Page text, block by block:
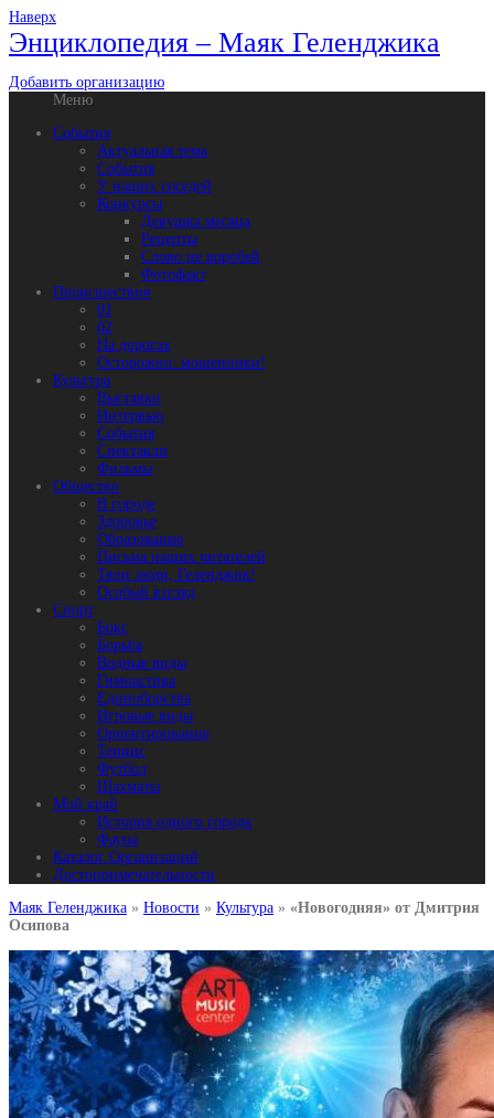
Наверх
Энциклопедия – Маяк Геленджика
Добавить организацию
Меню
События
Актуальная тема
События
У наших соседей
Конкурсы
Девушка месяца
Рецепты
Слово не воробей
Фотофакт
Происшествия
01
02
На дорогах
Осторожно: мошенники!
Культура
Выставки
Интервью
События
Спектакли
Фильмы
Общество
В городе
Здоровье
Образование
Письма наших читателей
Твои люди, Геленджик!
Особый взгляд
Спорт
Бокс
Борьба
Водные виды
Гимнастика
Единоборства
Игровые виды
Ориентирование
Теннис
Футбол
Шахматы
Мой край
История одного города
Фауна
Каталог Организаций
Достопримечательности
Маяк Геленджика » Новости » Культура » «Новогодняя» от Дмитрия
Осипова